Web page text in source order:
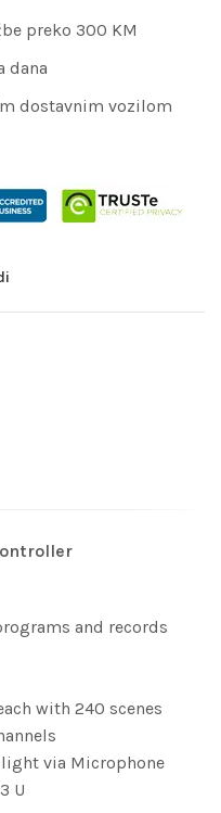
preko 300 KM
dana
dostavnim vozilom
and records
with 240 scenes
via Microphone
U